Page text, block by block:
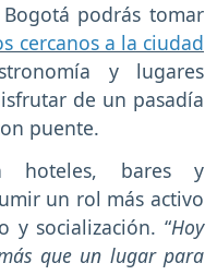
podrás tomar
cercanos a la ciudad
y lugares
de un pasadía
puente.
hoteles, bares y
un rol más activo
y socialización. “Hoy
que un lugar para